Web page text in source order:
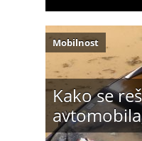
Kako se
Mobilnost